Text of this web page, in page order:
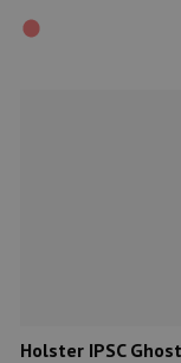
Holster IPSC